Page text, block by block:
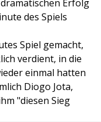
Erfolg
des Spiels
Spiel gemacht,
verdient, in die
einmal hatten
Diogo Jota,
"diesen Sieg